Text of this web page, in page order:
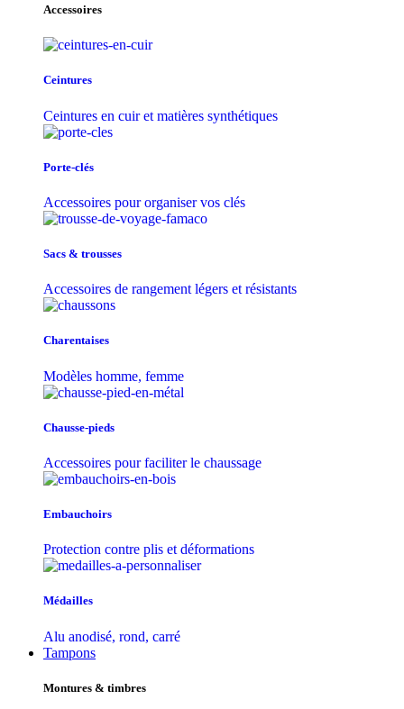
Accessoires
Ceintures
Ceintures en cuir et matières synthétiques
Porte-clés
Accessoires pour organiser vos clés
Sacs & trousse​s
Accessoires de rangement légers et résistants
Charentaises
Modèles homme, femme
Chausse-pieds
Accessoires pour faciliter le chaussage
Embauchoirs
Protection contre plis et déformations
Médailles
Alu anodisé, rond, carré
Tampons
Montures & timbres